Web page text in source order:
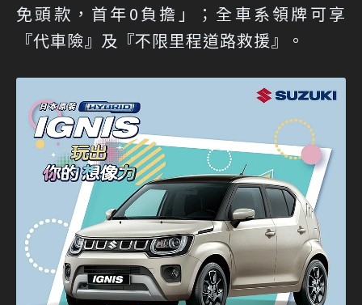
免頭款，首年0負擔」；全車系領牌可享
『代車險』及『不限里程道路救援』。